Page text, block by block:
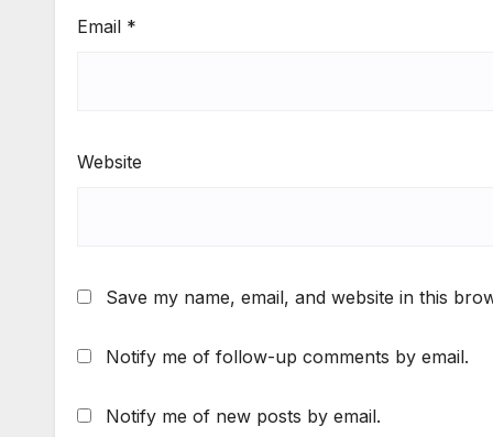
Email *
Website
Save my name, email, and website in this
Notify me of follow-up comments by email.
Notify me of new posts by email.